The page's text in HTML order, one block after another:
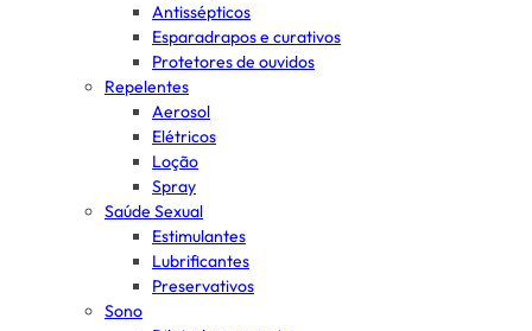
Antissépticos
Esparadrapos e curativos
Protetores de ouvidos
Repelentes
Aerosol
Elétricos
Loção
Spray
Saúde Sexual
Estimulantes
Lubrificantes
Preservativos
Sono